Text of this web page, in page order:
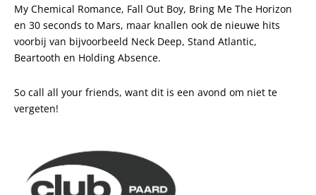
My Chemical Romance, Fall Out Boy, Bring Me The Horizon
en 30 seconds to Mars, maar knallen ook de nieuwe hits
voorbij van bijvoorbeeld Neck Deep, Stand Atlantic,
Beartooth en Holding Absence.
So call all your friends, want dit is een avond om niet te
vergeten!